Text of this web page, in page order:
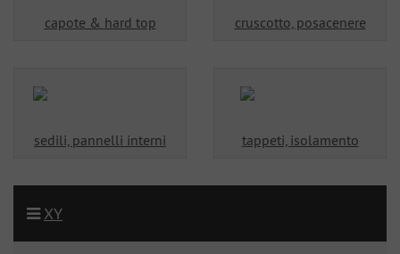
capote & hard top cruscotto, posacenere
sedili, pannelli interni tappeti, isolamento
XY